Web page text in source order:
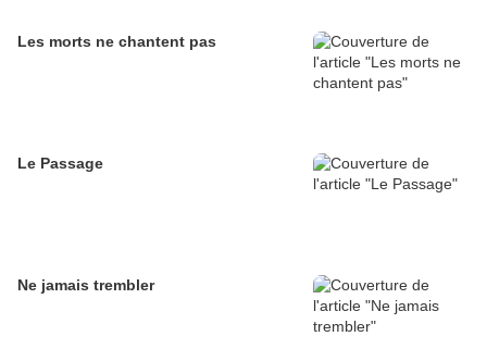
Les morts ne chantent pas
Le Passage
Ne jamais trembler